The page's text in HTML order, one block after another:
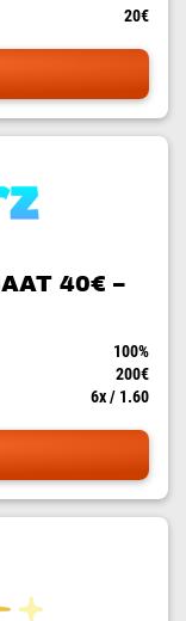
20€
40€ –
100%
200€
6x / 1.60